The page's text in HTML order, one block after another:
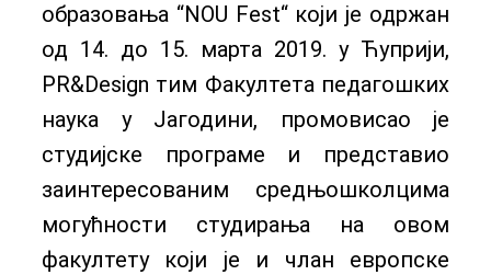
образовања “NOU Fest“ који је одржан
од 14. до 15. марта 2019. у Ћуприји,
PR&Design тим Факултета педагошких
наука у Јагодини, промовисао је
студијске програме и представио
заинтересованим средњошколцима
могућности студирања на овом
факултету који је и члан европске